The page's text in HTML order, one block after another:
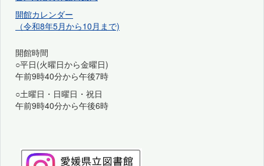
開館カレンダー
（令和8年5月から10月まで)
開館時間
○平日(火曜日から金曜日)
午前9時40分から午後7時
○土曜日・日曜日・祝日
午前9時40分から午後6時